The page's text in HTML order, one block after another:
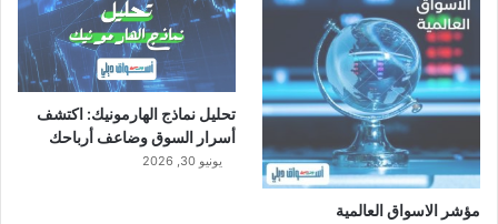
مؤشر الاسواق العالمية
تحليل نماذج الهارمونيك: اكتشف
أسرار السوق وضاعف أرباحك
يونيو 30, 2026